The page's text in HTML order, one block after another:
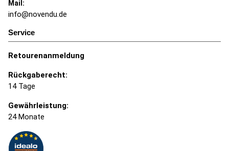
Mail:
info@novendu.de
Service
Retourenanmeldung
Rückgaberecht:
14 Tage
Gewährleistung:
24 Monate